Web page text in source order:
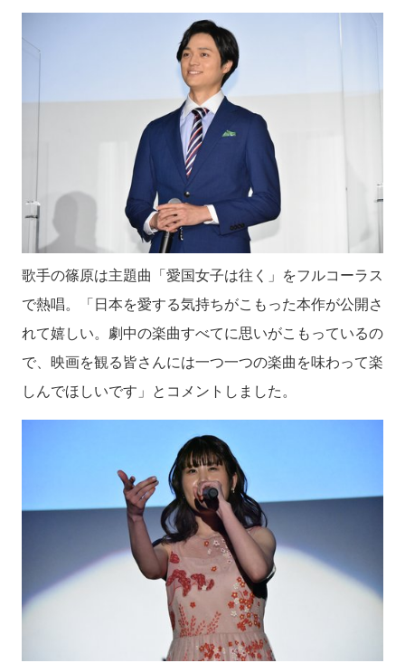
歌手の篠原は主題曲「愛国女子は往く」をフルコーラス
で熱唱。「日本を愛する気持ちがこもった本作が公開さ
れて嬉しい。劇中の楽曲すべてに思いがこもっているの
で、映画を観る皆さんには一つ一つの楽曲を味わって楽
しんでほしいです」とコメントしました。